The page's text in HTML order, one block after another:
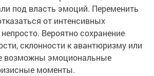
под власть эмоций. Переменить
от интенсивных
Вероятно сохранение
склонности к авантюризму или
возможны эмоциональные
моменты.